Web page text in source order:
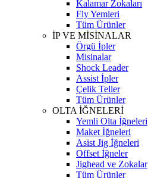
Kalamar Zokaları
Fly Yemleri
Tüm Ürünler
İP VE MİSİNALAR
Örgü İpler
Misinalar
Shock Leader
Assist İpler
Çelik Teller
Tüm Ürünler
OLTA İĞNELERİ
Yemli Olta İğneleri
Maket İğneleri
Asist Jig İğneleri
Offset İğneler
Jighead ve Zokalar
Tüm Ürünler